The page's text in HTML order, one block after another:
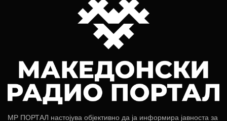
МР ПОРТАЛ настојува објективно да ја информира јавноста за